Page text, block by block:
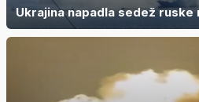
Ukrajina napadla sedež ruske